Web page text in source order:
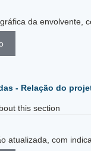
da envolvente,
- Relação do
this section